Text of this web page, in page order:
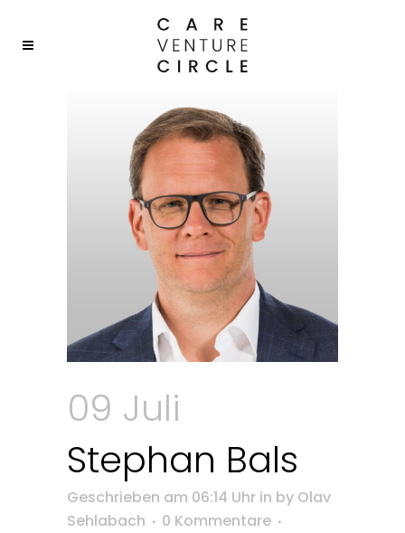
09 Juli
Stephan Bals
Geschrieben am 06:14 Uhr in by Olav
Sehlabach
0 Kommentare